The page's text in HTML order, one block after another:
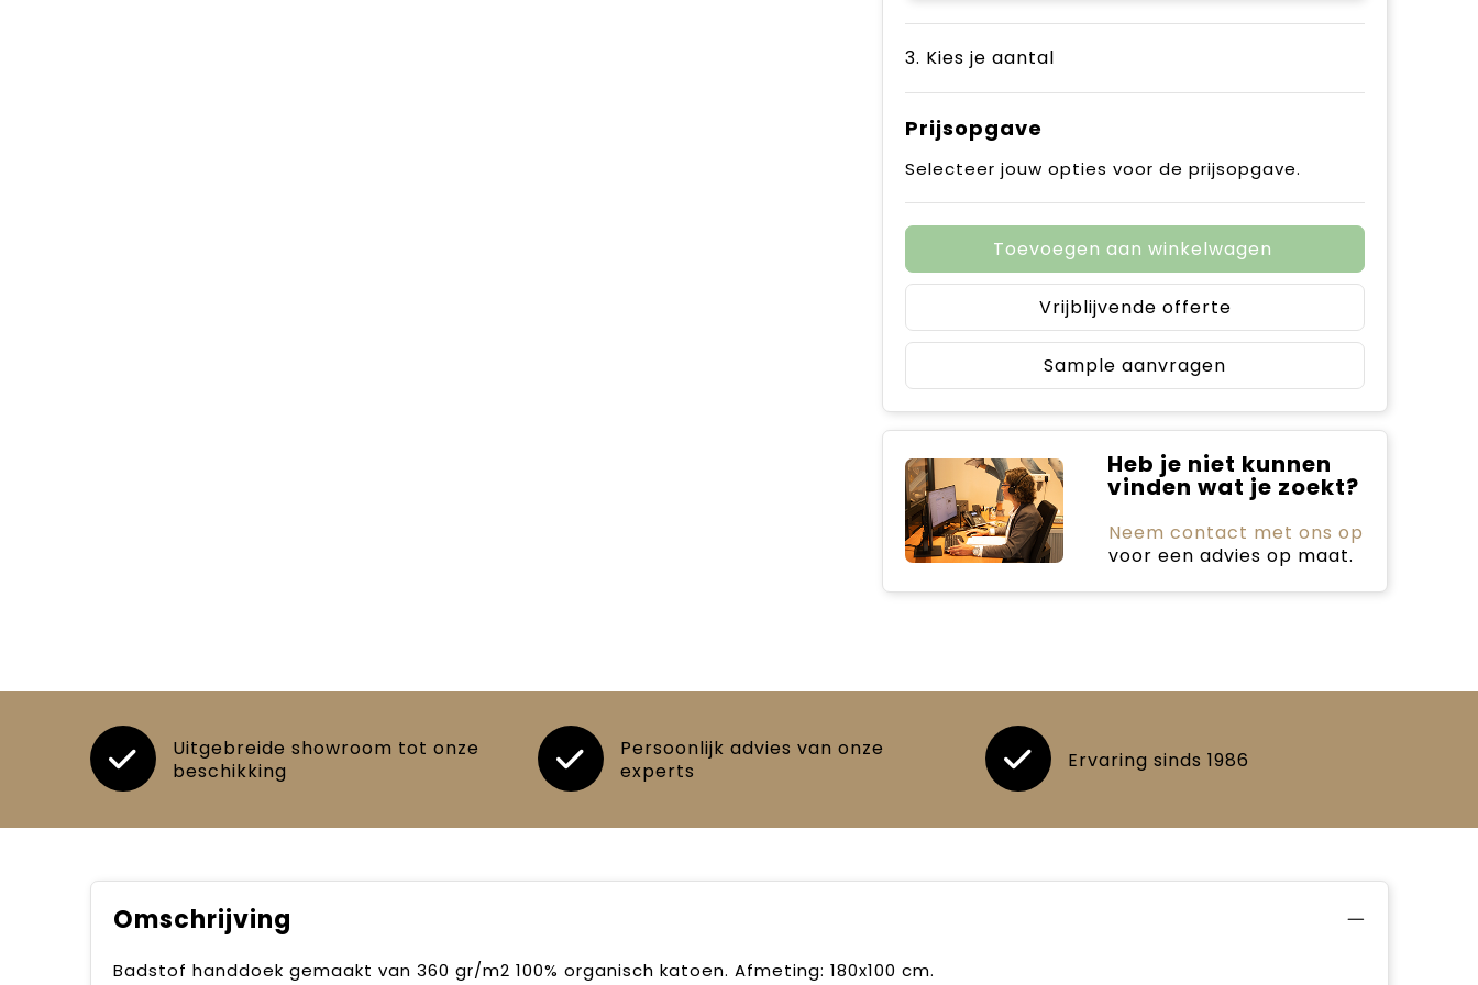
3. Kies je aantal
Prijsopgave
Selecteer jouw opties voor de prijsopgave.
Toevoegen aan winkelwagen
Vrijblijvende offerte
Sample aanvragen
Heb je niet kunnen
vinden wat je zoekt?
Neem contact met ons op
voor een advies op maat.
Uitgebreide showroom tot onze
beschikking
Persoonlijk advies van onze
experts
Ervaring sinds 1986
Omschrijving
Badstof handdoek gemaakt van 360 gr/m2 100% organisch katoen. Afmeting: 180x100 cm.